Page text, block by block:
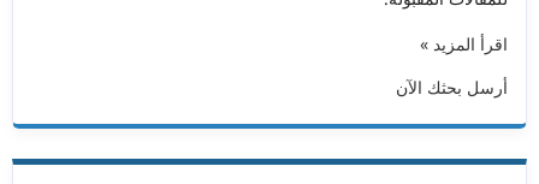
اقرأ المزيد »
أرسل بحثك الآن